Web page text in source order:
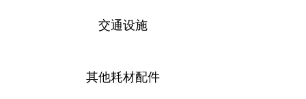
交通设施
其他耗材配件